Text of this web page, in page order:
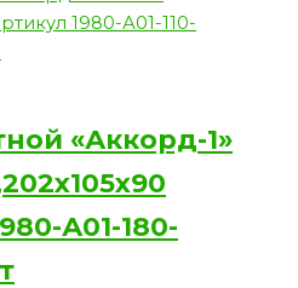
«Аккорд-1»
А01-180-